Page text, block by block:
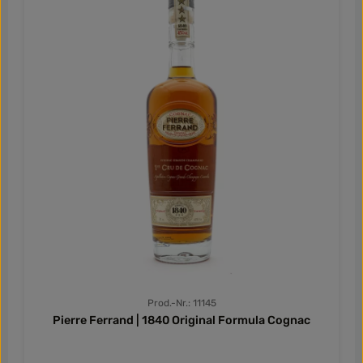
nach der Ernte mit Eau-de-Vie vermischt. Dadurch wird
die Gärung des Mosts gestoppt und der Eau-de-Vie fängt
die frischen Aromen der Trauben ein, während er
bewahrt. Dieser Prozess sorgt für einen besonders
aromatischen, süßen und gleichzeitig kraftvollen Aperitif.
Der Vieux-Pineau reift dann mindestens 5 Jahre in
Eichenfässern, was ihm eine vielschichtige Komplexität
und einen runden Geschmack verleiht. Nach dieser
langen Reifung in Eichenfässern entwickelt der Pineau
des Charentes Vieux Rouge eine herrliche Mischung aus
Cassis, Pflaume und Griottes (säuerliche Kirschen). Zarte
Holznoten und ein Hauch von Rancio (reife, nussige
Aromen) entstehen und runden das Geschmackserlebnis
ab. Die Balance zwischen Süße und Spritzigkeit sorgt für
eine angenehme Frische, die den Wein dennoch komplex
und vollmundig wirken lässt. Genießen Sie diesen edlen
Pineau bei etwa 5°C als Aperitif oder zu Melonenschalen,
kraftvollen, fruchtigen Aromenpalette, die durch die
jahrelange Fassreifung und die meisterhafte Herstellung
Prod.-Nr.: 11145
Pierre Ferrand | 1840 Original Formula Cognac